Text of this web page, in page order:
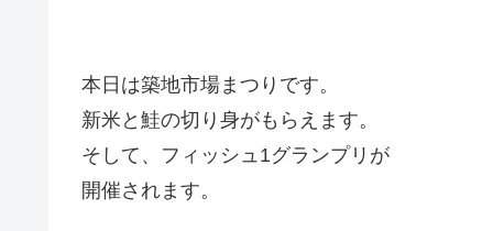
本日は築地市場まつりです。
新米と鮭の切り身がもらえます。
そして、フィッシュ1グランプリが
開催されます。